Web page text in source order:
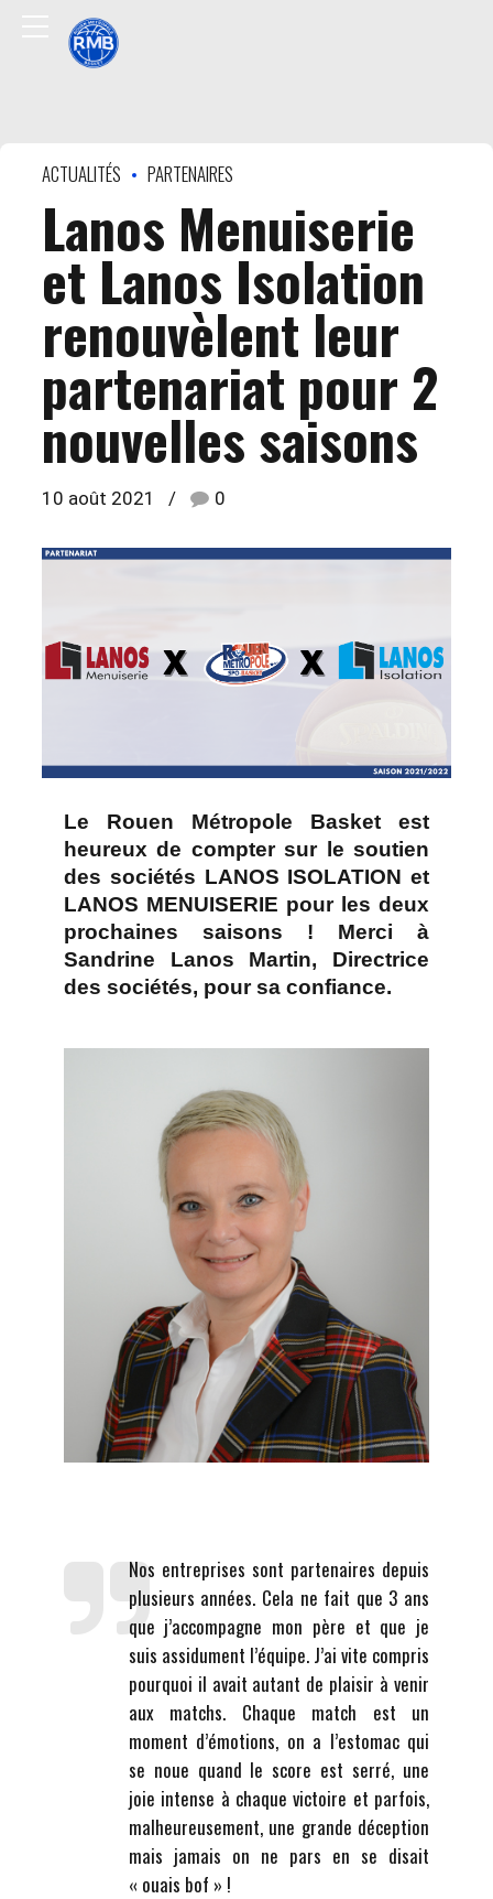
ACTUALITÉS PARTENAIRES
Lanos Menuiserie
et Lanos Isolation
renouvèlent leur
partenariat pour 2
nouvelles saisons
10 août 2021 0
Le Rouen Métropole Basket est
heureux de compter sur le soutien
des sociétés LANOS ISOLATION et
LANOS MENUISERIE pour les deux
prochaines saisons ! Merci à
Sandrine Lanos Martin, Directrice
des sociétés, pour sa confiance.
Nos entreprises sont partenaires depuis
plusieurs années. Cela ne fait que 3 ans
que j’accompagne mon père et que je
suis assidument l’équipe. J’ai vite compris
pourquoi il avait autant de plaisir à venir
aux matchs. Chaque match est un
moment d’émotions, on a l’estomac qui
se noue quand le score est serré, une
joie intense à chaque victoire et parfois,
malheureusement, une grande déception
mais jamais on ne pars en se disait
« ouais bof » !